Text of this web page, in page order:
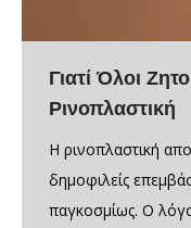
Γιατί Όλοι
Ρινοπλαστική
Η ρινοπλαστική
δημοφιλείς
παγκοσμίως. Ο